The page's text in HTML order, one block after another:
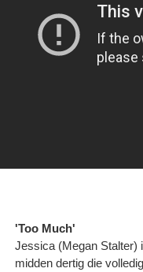
'Too Much'
Jessica (Megan Stalter)
midden dertig die